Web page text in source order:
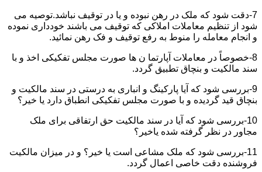
7-دقت شود که ملک در رهن نبوده و یا در توقیف نباشد.توصیه می
شود از تنظیم معاملات املاکی که توقیف می باشند خودداری نموده
و انجام معامله را منوط به رفع توقیف و فک رهن نمائید.
8-خصوصاً در معاملات آپارتما ن ها صورت مجلس تفکیکی اخذ و با
سند مالکیت و بنچاق تطبیق گردد.
9-بررسی شود که آیا پارکینگ و انباری به درستی در سند مالکیت و
بنچاق قید گردیده و با صورت مجلس تفکیکی انطباق دارد یا خیر؟
10-بررسی شود که آیا در سند مالکیت حق ارتفاقی برای ملک
مجاور در نظر گرفته شده یاخیر؟
11-بررسی شود که ملک مشاعی است یا خیر؟ و در میزان مالکیت
فروشنده دقت خاصی اعمال گردد.